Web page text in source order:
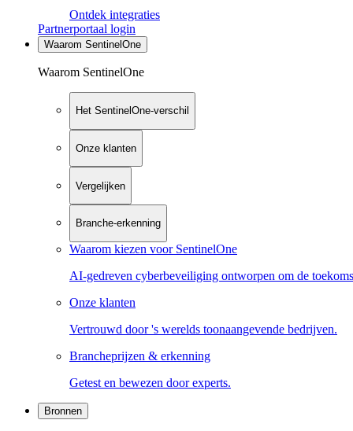
Ontdek integraties
Partnerportaal login
Waarom SentinelOne
Waarom SentinelOne
Het SentinelOne-verschil
Onze klanten
Vergelijken
Branche-erkenning
Waarom kiezen voor SentinelOne
AI-gedreven cyberbeveiliging ontworpen om de
Onze klanten
Vertrouwd door 's werelds toonaangevende bedrijven.
Brancheprijzen & erkenning
Getest en bewezen door experts.
Bronnen